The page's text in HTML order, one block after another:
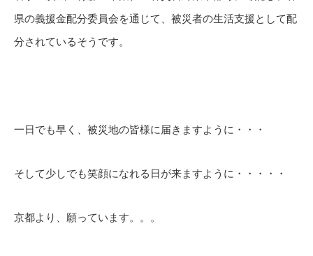
県の義援金配分委員会を通じて、被災者の生活支援として配
分されているそうです。
一日でも早く、被災地の皆様に届きますように・・・
そして少しでも笑顔になれる日が来ますように・・・・・
京都より、願っています。。。